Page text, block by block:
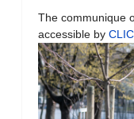
The communique
accessible by